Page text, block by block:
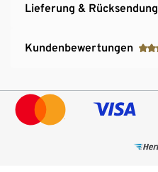
Lieferung & Rücksendung
Kundenbewertungen